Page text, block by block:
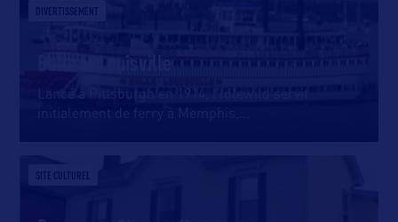
DIVERTISSEMENT
Lancé à Pittsburgh en 1914, l’Idlewild servit
SITE CULTUREL